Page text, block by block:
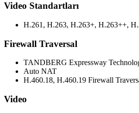
Video Standartları
H.261, H.263, H.263+, H.263++,
Firewall Traversal
TANDBERG Expressway
Auto NAT
H.460.18, H.460.19 Firewall
Video